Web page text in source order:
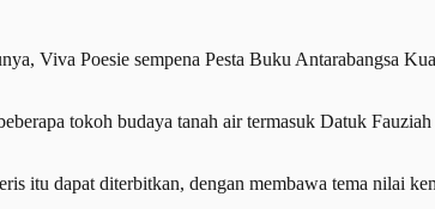
Viva Poesie sempena Pesta Buku Antarabangsa
tokoh budaya tanah air termasuk Datuk
itu dapat diterbitkan, dengan membawa tema nilai